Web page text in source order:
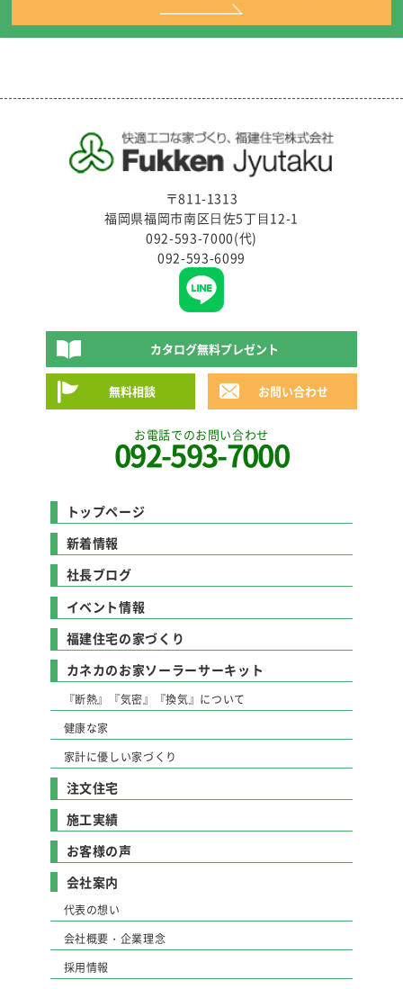
〒811-1313
福岡県福岡市南区⽇佐5丁⽬12-1
092-593-7000(代)
092-593-6099
カタログ無料プレゼント
無料相談 お問い合わせ
お電話でのお問い合わせ
092-593-7000
トップページ
新着情報
社長ブログ
イベント情報
福建住宅の家づくり
カネカのお家ソーラーサーキット
『断熱』『気密』『換気』について
健康な家
家計に優しい家づくり
注文住宅
施工実績
お客様の声
会社案内
代表の想い
会社概要・企業理念
採用情報